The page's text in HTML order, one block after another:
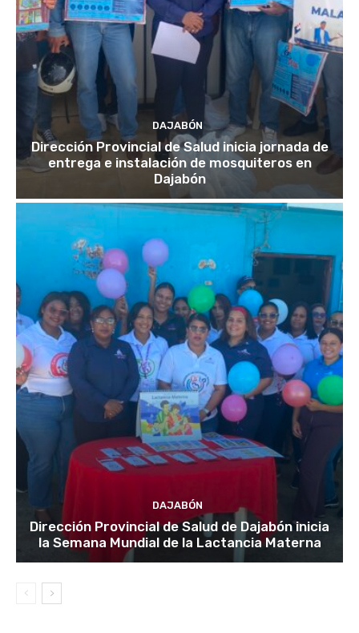
DAJABÓN
Dirección Provincial de Salud inicia jornada de
entrega e instalación de mosquiteros en
Dajabón
DAJABÓN
Dirección Provincial de Salud de Dajabón inicia
la Semana Mundial de la Lactancia Materna